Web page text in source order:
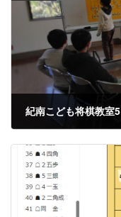
紀南こども将棋教室5